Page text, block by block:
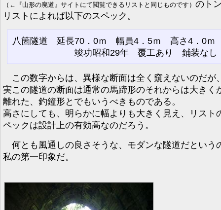
（←『山形の廃道』サイトにて閲覧できるリストと同じものです） のト
リストによれば以下のスペック。
八箇隧道 延長70．0ｍ 幅員4．5ｍ 高さ4．0
竣功昭和29年 覆工あり 鋪装なし
この数字からは、異様な断面は全く窺えないのだが
実この隧道の断面は通常の馬蹄形のそれからは大きく
離れた、釣鐘形とでもいうべきものである。
高さにしても、明らかに幅よりも大きく見え、リスト
ペックは設計上の有効高なのだろう。
何とも風通しの良さそうな、モダンな隧道だという
私の第一印象だ。